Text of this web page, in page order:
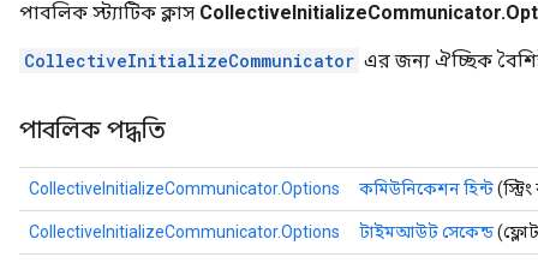
পাবলিক স্ট্যাটিক ক্লাস
CollectiveInitializeCommunicator এর জন্য ঐচ্ছিক
পাবলিক পদ্ধতি
CollectiveInitializeCommunicator.Options কমিউনিকেশন হিন্ট
CollectiveInitializeCommunicator.Options টাইমআউট সেকেন্ড